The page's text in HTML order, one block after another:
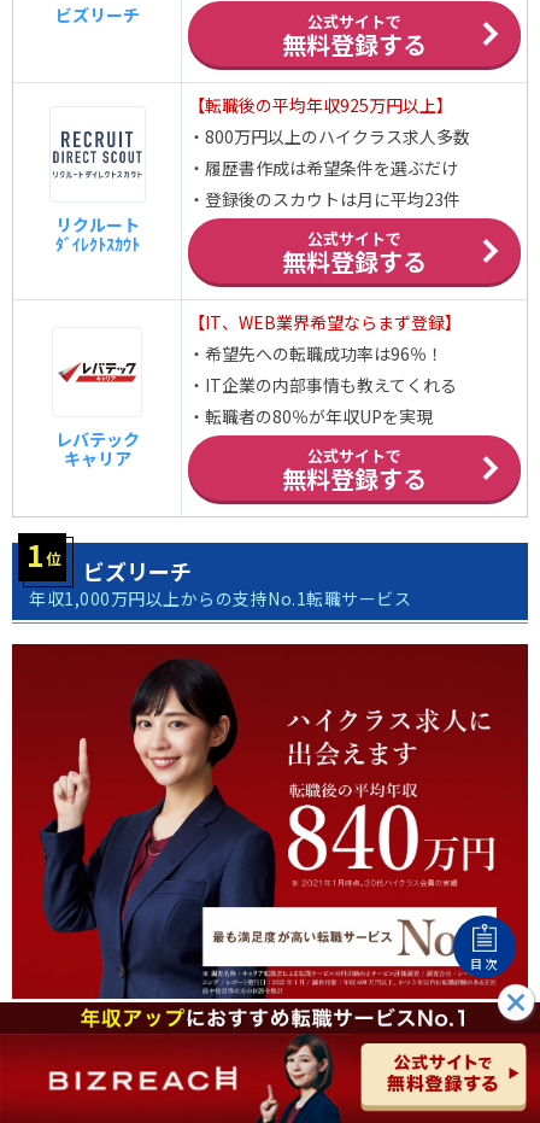
ビズリーチ 公式サイトで
無料登録する
リクルート
ﾀﾞｲﾚｸﾄｽｶｳﾄ
【転職後の平均年収925万円以上】
・800万円以上のハイクラス求人多数
・履歴書作成は希望条件を選ぶだけ
・登録後のスカウトは月に平均23件
公式サイトで
無料登録する
レバテック
キャリア
【IT、WEB業界希望ならまず登録】
・希望先への転職成功率は96％！
・IT企業の内部事情も教えてくれる
・転職者の80％が年収UPを実現
公式サイトで
無料登録する
ビズリーチ
年収1,000万円以上からの支持No.1転職サービス
（出典：ビズリーチ)
ビズリーチのポイント
求人の3分の1が年収1,000万円以上
目次